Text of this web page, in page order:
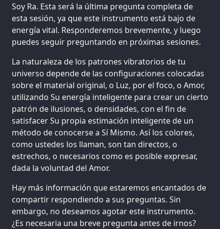
Soy Ra. Esta será la última pregunta completa de
esta sesión, ya que este instrumento está bajo de
energía vital. Responderemos brevemente, y luego
puedes seguir preguntando en próximas sesiones.
La naturaleza de los patrones vibratorios de tu
universo depende de las configuraciones colocadas
sobre el material original, o Luz, por el foco, o Amor,
utilizando Su energía inteligente para crear un cierto
patrón de ilusiones, o densidades, con el fin de
satisfacer Su propia estimación inteligente de un
método de conocerse a Sí Mismo. Así los colores,
como ustedes los llaman, son tan directos, o
estrechos, o necesarios como es posible expresar,
dada la voluntad del Amor.
Hay más información que estaremos encantados de
compartir respondiendo a sus preguntas. Sin
embargo, no deseamos agotar este instrumento.
¿Es necesaria una breve pregunta antes de irnos?